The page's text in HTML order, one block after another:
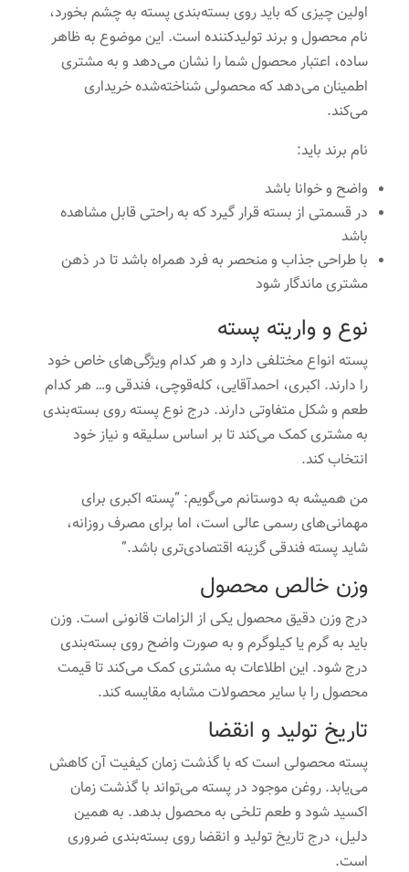
اولین چیزی که باید روی بسته‌بندی پسته به چشم بخورد،
نام محصول و برند تولیدکننده است. این موضوع به ظاهر
ساده، اعتبار محصول شما را نشان می‌دهد و به مشتری
اطمینان می‌دهد که محصولی شناخته‌شده خریداری
می‌کند.
نام برند باید:
واضح و خوانا باشد
در قسمتی از بسته قرار گیرد که به راحتی قابل مشاهده
باشد
با طراحی جذاب و منحصر به فرد همراه باشد تا در ذهن
مشتری ماندگار شود
نوع و واریته پسته
پسته انواع مختلفی دارد و هر کدام ویژگی‌های خاص خود
را دارند. اکبری، احمدآقایی، کله‌قوچی، فندقی و… هر کدام
طعم و شکل متفاوتی دارند. درج نوع پسته روی بسته‌بندی
به مشتری کمک می‌کند تا بر اساس سلیقه و نیاز خود
انتخاب کند.
من همیشه به دوستانم می‌گویم: “پسته اکبری برای
مهمانی‌های رسمی عالی است، اما برای مصرف روزانه،
شاید پسته فندقی گزینه اقتصادی‌تری باشد.”
وزن خالص محصول
درج وزن دقیق محصول یکی از الزامات قانونی است. وزن
باید به گرم یا کیلوگرم و به صورت واضح روی بسته‌بندی
درج شود. این اطلاعات به مشتری کمک می‌کند تا قیمت
محصول را با سایر محصولات مشابه مقایسه کند.
تاریخ تولید و انقضا
پسته محصولی است که با گذشت زمان کیفیت آن کاهش
می‌یابد. روغن موجود در پسته می‌تواند با گذشت زمان
اکسید شود و طعم تلخی به محصول بدهد. به همین
دلیل، درج تاریخ تولید و انقضا روی بسته‌بندی ضروری
است.